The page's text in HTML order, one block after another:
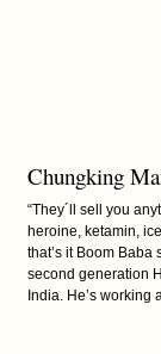
Chungking
“They´ll sell you
heroine, ketamin,
that’s it Boom
second generation
India. He’s working